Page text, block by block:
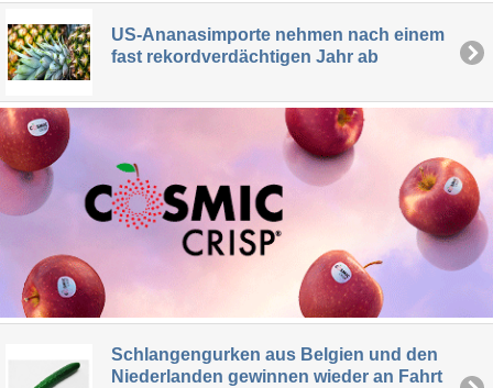
US-Ananasimporte nehmen nach einem
fast rekordverdächtigen Jahr ab
Schlangengurken aus Belgien und den
Niederlanden gewinnen wieder an Fahrt